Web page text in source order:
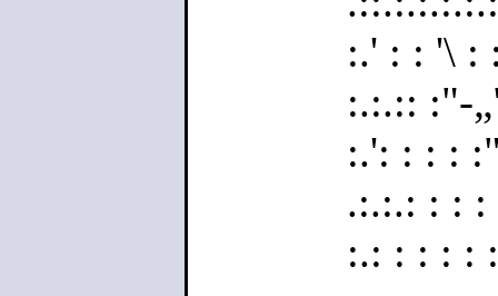
:.' : : '\ :
:.:.:: :"-
:.': : : :
.:.:.: : :
:.: : : : :